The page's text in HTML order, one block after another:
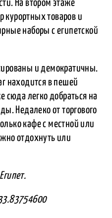
На втором этаже
курортных товаров и
наборы с египетской
и демократичны.
находится в пешей
сюда легко добраться на
Недалеко от торгового
кафе с местной или
отдохнуть или